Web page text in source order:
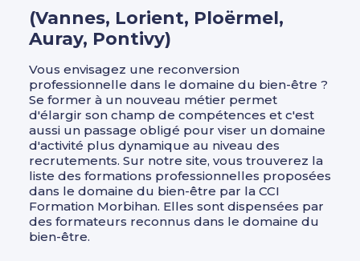
Management Leadership
Marketing et communication digitale
Mécanique
Réseaux électriques et télécom
Ressources humaines
RSE
Santé Médico-social Services à la
personne
Sécurité Prévention Qualité Hygiène
Autres critères
CPF
A distance
Apprentissage, alternance, diplômant
Afficher plus
Niveau de sortie
CAP, BEP - Niveau 3
(Vannes, Lorient, Ploërmel,
Auray, Pontivy)
Vous envisagez une reconversion
professionnelle dans le domaine du bien-être ?
Se former à un nouveau métier permet
d'élargir son champ de compétences et c'est
aussi un passage obligé pour viser un domaine
d'activité plus dynamique au niveau des
recrutements. Sur notre site, vous trouverez la
liste des formations professionnelles proposées
dans le domaine du bien-être par la CCI
Formation Morbihan. Elles sont dispensées par
des formateurs reconnus dans le domaine du
bien-être.